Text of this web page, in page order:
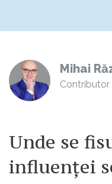
Mihai
Contributor
Unde se
influenței